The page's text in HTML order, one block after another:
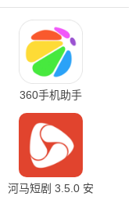
360手机助手
10.2.2 官方版
河马短剧 3.5.0 安